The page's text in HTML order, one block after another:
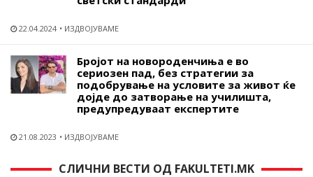
22.04.2024 ИЗДВОЈУВАМЕ
Бројот на новороденчиња е во
сериозен пад, без стратегии за
подобрување на условите за живот ќе
дојде до затворање на училишта,
предупредуваат експертите
21.08.2023 ИЗДВОЈУВАМЕ
СЛИЧНИ ВЕСТИ ОД FAKULTETI.MK